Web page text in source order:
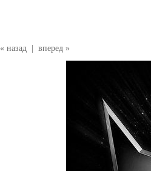
« назад вперед »